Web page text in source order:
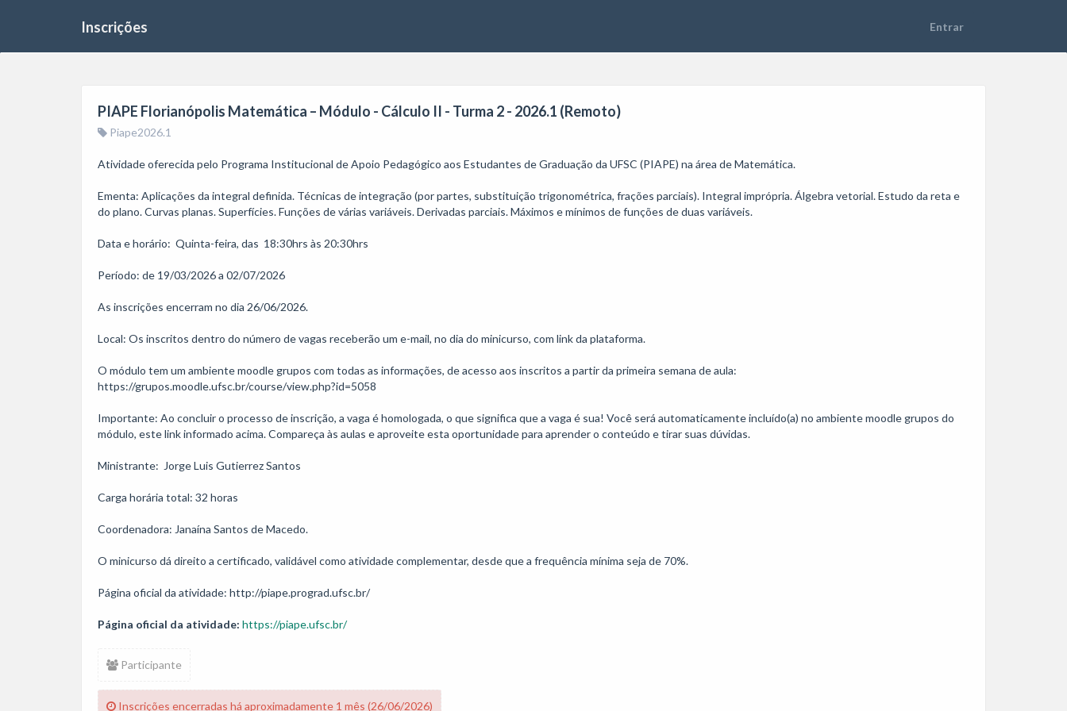
Inscrições
PIAPE Florianópolis Matemática – Módulo - Cálculo II - Turma 2 - 2026.1 (Remoto)
Piape2026.1
Atividade oferecida pelo Programa Institucional de Apoio Pedagógico aos Estudantes de Graduação da UFSC (PIAPE) na área de Matemática.
Ementa: Aplicações da integral definida. Técnicas de integração (por partes, substituição trigonométrica, frações parciais). Integral imprópria. Álgebra vetorial. Estudo da reta e
do plano. Curvas planas. Superfícies. Funções de várias variáveis. Derivadas parciais. Máximos e mínimos de funções de duas variáveis.
Data e horário:  Quinta-feira, das  18:30hrs às 20:30hrs
Período: de 19/03/2026 a 02/07/2026
As inscrições encerram no dia 26/06/2026.
Local: Os inscritos dentro do número de vagas receberão um e-mail, no dia do minicurso, com link da plataforma.
O módulo tem um ambiente moodle grupos com todas as informações, de acesso aos inscritos a partir da primeira semana de aula:
https://grupos.moodle.ufsc.br/course/view.php?id=5058
Importante: Ao concluir o processo de inscrição, a vaga é homologada, o que significa que a vaga é sua! Você será automaticamente incluído(a) no ambiente moodle grupos do
módulo, este link informado acima. Compareça às aulas e aproveite esta oportunidade para aprender o conteúdo e tirar suas dúvidas.
Ministrante:  Jorge Luis Gutierrez Santos
Carga horária total: 32 horas
Coordenadora: Janaína Santos de Macedo.
O minicurso dá direito a certificado, validável como atividade complementar, desde que a frequência mínima seja de 70%.
Página oficial da atividade: https://piape.ufsc.br/
Participante
Inscrições encerradas há aproximadamente 1 mês (26/06/2026)